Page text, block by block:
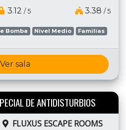
3.12 / 5 3.38 / 5
Bomba Nivel Medio Familias
Ver sala
DE ANTIDISTURBIOS
FLUXUS ESCAPE ROOMS